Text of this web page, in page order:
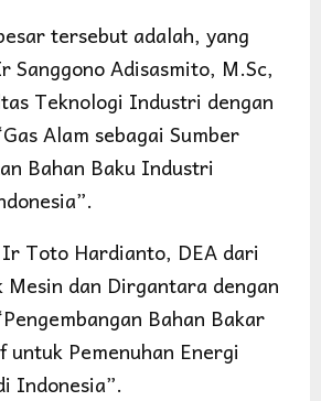
tersebut adalah, yang
Adisasmito, M.Sc,
Teknologi Industri dengan
Alam sebagai Sumber
Bahan Baku Industri
Toto Hardianto, DEA dari
Mesin dan Dirgantara dengan
Bahan Bakar
Pemenuhan Energi
Indonesia”.